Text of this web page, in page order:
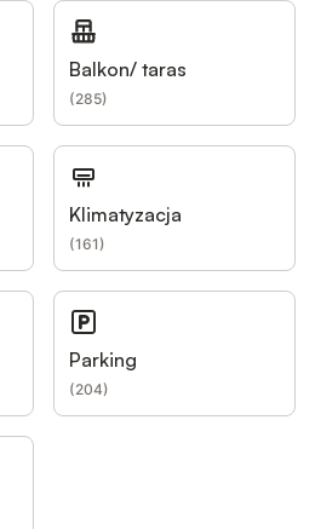
Balkon/ taras
(285)
Klimatyzacja
(161)
Parking
(204)